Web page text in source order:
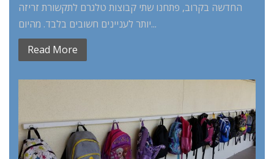
החדשה בקרוב, פתחנו שתי קבוצות טלגרם לתקשורת זריזה
יותר לעניינים חשובים בלבד. מהיום...
Read More